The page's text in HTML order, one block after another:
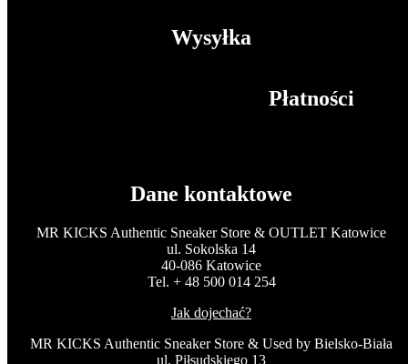
Wysyłka
Płatności
Dane kontaktowe
MR KICKS Authentic Sneaker Store & OUTLET Katowice
ul. Sokolska 14
40-086 Katowice
Tel. + 48 500 014 254
Jak dojechać?
MR KICKS Authentic Sneaker Store & Used by Bielsko-Biała
ul. Piłsudskiego 13